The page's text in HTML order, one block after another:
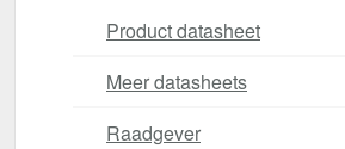
Product datasheet
Meer datasheets
Raadgever